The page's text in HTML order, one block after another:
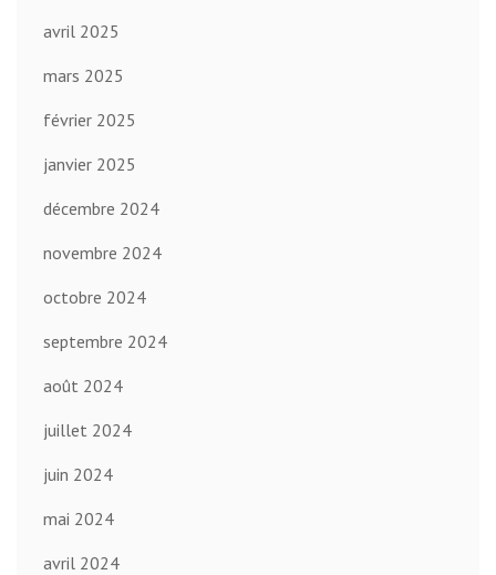
avril 2025
mars 2025
février 2025
janvier 2025
décembre 2024
novembre 2024
octobre 2024
septembre 2024
août 2024
juillet 2024
juin 2024
mai 2024
avril 2024